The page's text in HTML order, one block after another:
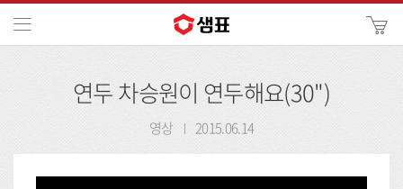
색
연두 차승원이 연두해요(30")
영상 2015.06.14